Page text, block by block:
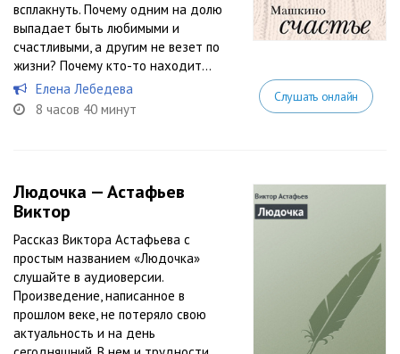
всплакнуть. Почему одним на долю
выпадает быть любимыми и
счастливыми, а другим не везет по
жизни? Почему кто-то находит...
Елена Лебедева
8 часов 40 минут
Слушать онлайн
Людочка — Астафьев
Виктор
Рассказ Виктора Астафьева с
простым названием «Людочка»
слушайте в аудиоверсии.
Произведение, написанное в
прошлом веке, не потеряло свою
актуальность и на день